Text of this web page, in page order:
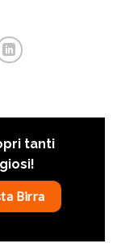
tanti
Birra